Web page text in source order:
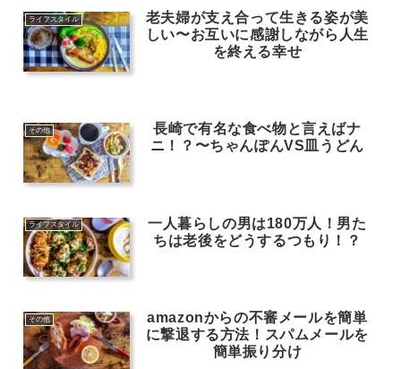
ライフスタイル
老夫婦が支え合って生きる姿が美
しい〜お互いに感謝しながら人生
を終える幸せ
その他
長崎で有名な食べ物と言えばナ
ニ！？〜ちゃんぽんVS皿うどん
ライフスタイル
一人暮らしの男は180万人！男た
ちは老後をどうするつもり！？
その他
amazonからの不審メールを簡単
に撃退する方法！スパムメールを
簡単振り分け